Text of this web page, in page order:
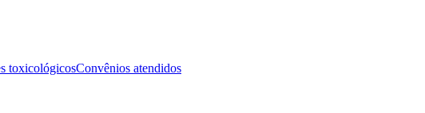
toxicológicosConvênios atendidos